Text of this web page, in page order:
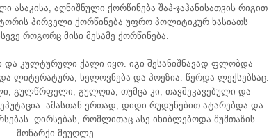
ასაკისა, აღნიშნული ქორწინება შაჰ-ჯაჰანისათვის რიგით
პირველი ქორწინება უფრო პოლიტიკურ ხასიათს
როგორც მისი მესამე ქორწინება.
და კულტურული ქალი იყო. იგი შესანიშნავად ფლობდა
ლიტერატურა, ხელოვნება და პოეზია. წერდა ლექსებსაც.
გულწრფელი, გულღია, თუმცა კი, თავშეკავებული და
ამასთან ერთად, დიდი რუდუნებით ატარებდა და
ღირსებას, რომლითაც ასე იხიბლებოდა მუმთაზის
მონარქი მეუღლე.